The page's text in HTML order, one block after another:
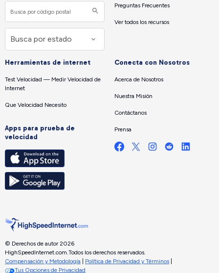
Preguntas Frecuentes
Ver todos los recursos
Herramientas de internet
Test Velocidad — Medir Velocidad de
Internet
Que Velocidad Necesito
Apps para prueba de
velocidad
Conecta con Nosotros
Acerca de Nosotros
Nuestra Misión
Contáctanos
Prensa
© Derechos de autor 2026
HighSpeedInternet.com. Todos los derechos reservados.
Compensación y Metodología
Política de Privacidad y Términos
Tus Opciones de Privacidad